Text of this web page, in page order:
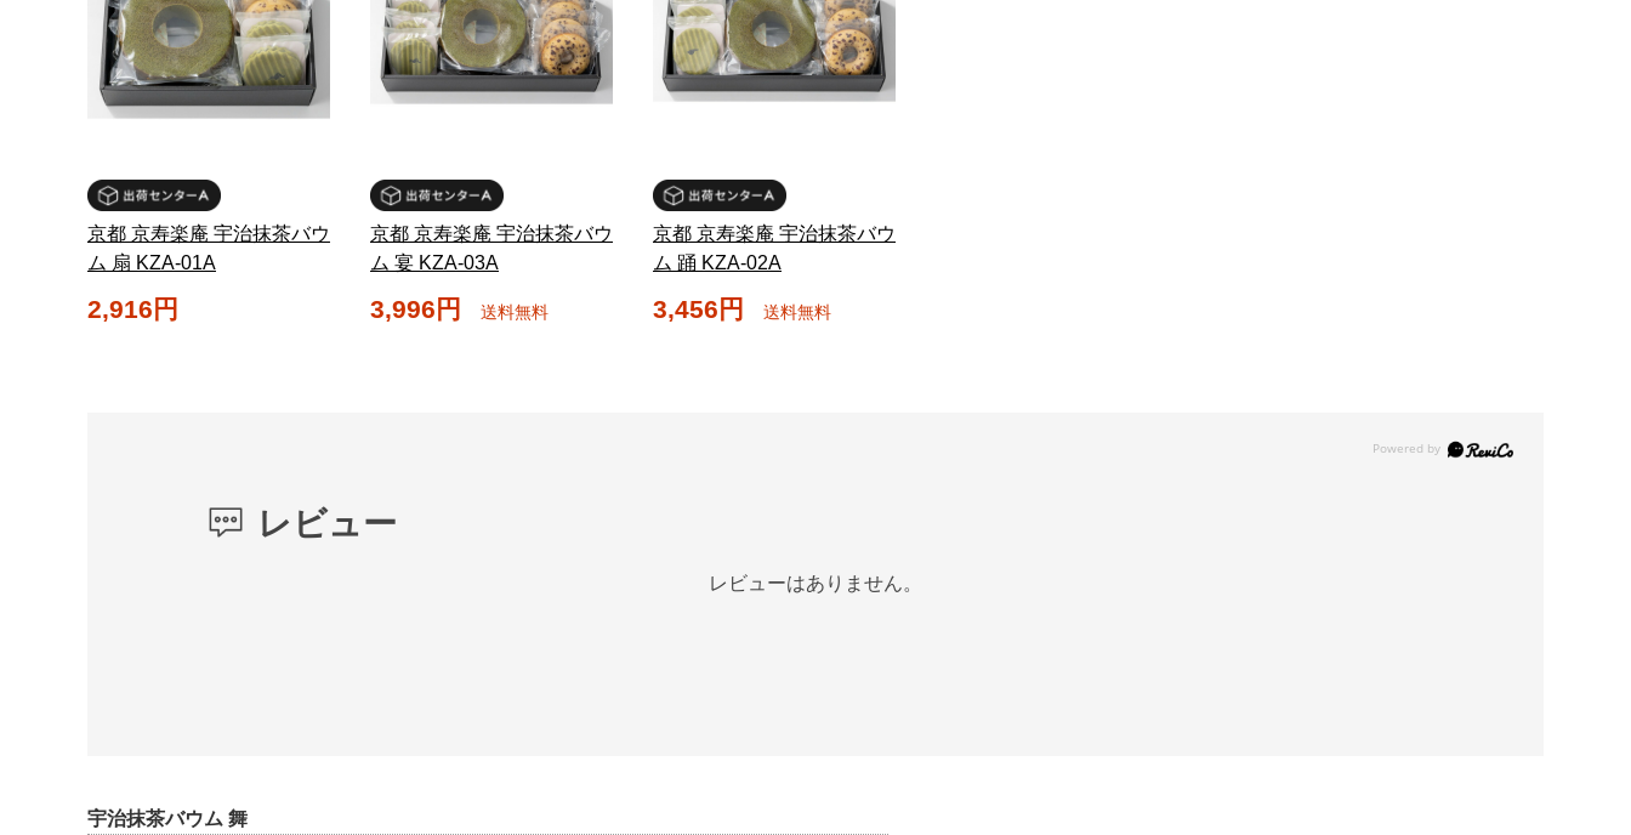
京都 京寿楽庵 宇治抹茶バウ
ム 扇 KZA-01A
2,916円
京都 京寿楽庵 宇治抹茶バウ
ム 宴 KZA-03A
3,996円 送料無料
京都 京寿楽庵 宇治抹茶バウ
ム 踊 KZA-02A
3,456円 送料無料
レビュー
レビューはありません。
宇治抹茶バウム 舞